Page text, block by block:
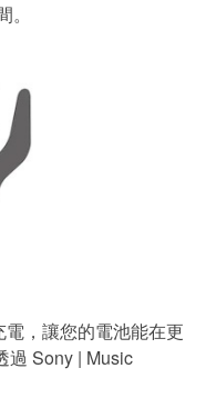
，讓您的電池能在更
過 Sony | Music